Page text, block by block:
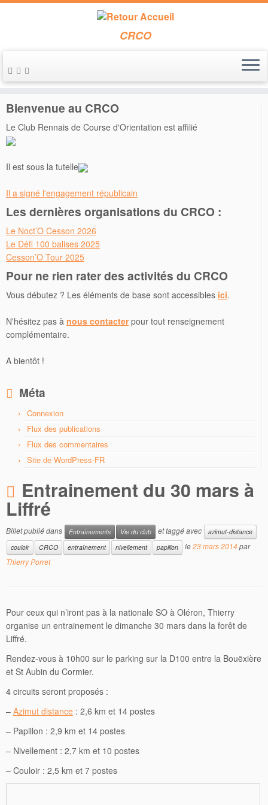
Passer
au
CRCO
Accueil » Entraînements » Entrainement du 30 mars à Liffré
Bienvenue au CRCO
Le Club Rennais de Course d'Orientation est affilié
Il est sous la tutelle
Il a signé l'engagement républicain
Les dernières organisations du CRCO :
Le Noct’O Cesson 2026
Le Défi 100 balises 2025
Cesson’O Tour 2025
Pour ne rien rater des activités du CRCO
Vous débutez ? Les éléments de base sont accessibles ici.
N'hésitez pas à nous contacterpour tout renseignement
complémentaire.
A bientôt !
Méta
Connexion
Flux des publications
Flux des commentaires
Site de WordPress-FR
Entrainement du 30 mars à
Liffré
Billet publié dans Entraînements Vie du club et taggé avec
azimut-distance
couloir
CRCO entraînement nivellement papillon le23 mars 2014par
Thierry Porret
Pour ceux qui n’iront pas à la nationale SO à Oléron, Thierry
organise un entrainement le dimanche 30 mars dans la forêt de
Liffré.
Rendez-vous à 10h00 sur le parking sur la D100 entre la Bouëxière
et St Aubin du Cormier.
4 circuits seront proposés :
– Azimut distance : 2,6 km et 14 postes
– Papillon : 2,9 km et 14 postes
– Nivellement : 2,7 km et 10 postes
– Couloir : 2,5 km et 7 postes